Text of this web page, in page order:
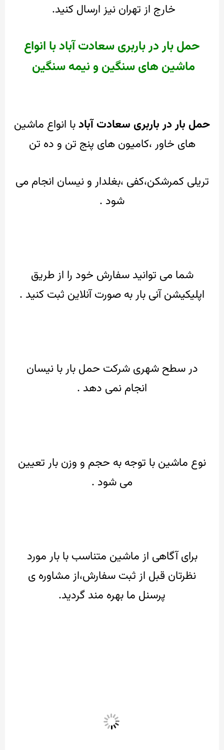
خارج از تهران نیز ارسال کنید.
حمل بار در باربری سعادت آباد با انواع
ماشین های سنگین و نیمه سنگین
حمل بار در باربری سعادت آبادبا انواع ماشین
های خاور ،کامیون های پنج تن و ده تن
تریلی کمرشکن،کفی ،بغلدار و نیسان انجام می
شود .
شما می توانید سفارش خود را از طریق
اپلیکیشن آنی بار به صورت آنلاین ثبت کنید .
در سطح شهری شرکت حمل بار با نیسان
انجام نمی دهد .
نوع ماشین با توجه به حجم و وزن بار تعیین
می شود .
برای آگاهی از ماشین متناسب با بار مورد
نظرتان قبل از ثبت سفارش،از مشاوره ی
پرسنل ما بهره مند گردید.